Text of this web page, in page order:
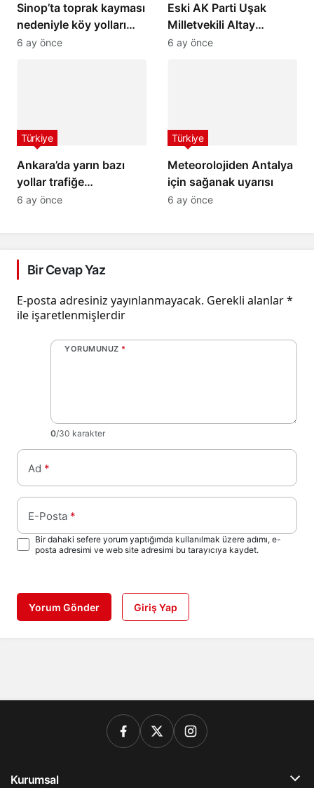
Sinop’ta toprak kayması
nedeniyle köy yolları
ulaşıma kapandı
6 ay önce
Eski AK Parti Uşak
Milletvekili Altay
hayatını kaybetti
6 ay önce
Ankara’da yarın bazı
yollar trafiğe
kapatılacak
Türkiye
6 ay önce
Meteorolojiden Antalya
için sağanak uyarısı
Türkiye
6 ay önce
Bir Cevap Yaz
E-posta adresiniz yayınlanmayacak. Gerekli alanlar*
ile işaretlenmişlerdir
YORUMUNUZ *
0/30 karakter
Ad *
E-Posta *
Bir dahaki sefere yorum yaptığımda kullanılmak üzere adımı, e-
posta adresimi ve web site adresimi bu tarayıcıya kaydet.
Yorum Gönder Giriş Yap
Kurumsal